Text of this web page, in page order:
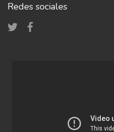
Redes sociales